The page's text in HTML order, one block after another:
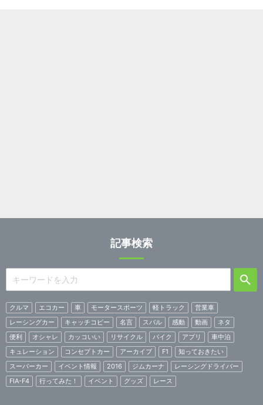
記事検索
クルマ エコカー 車 モータースポーツ 軽トラック
営業車
レーシングカー
キャッチコピー 名言 スバル 感動 動画
ネタ
便利
オシャレ カッコいい リサイクル バイク アプリ
車中泊
キュレーション
コンセプトカー アーカイブ F1
知っておきたい
スーパーカー
イベント情報 2016 ジムカーナ
レーシングドライバー
FIA-F4
行ってみた！ イベント グッズ レース